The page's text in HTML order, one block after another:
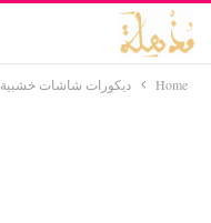
Home ديكورات شاشات خشبية 2022